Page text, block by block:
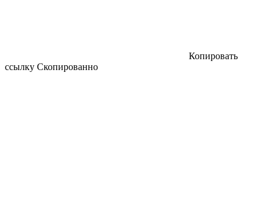
Копировать
ссылку Скопированно